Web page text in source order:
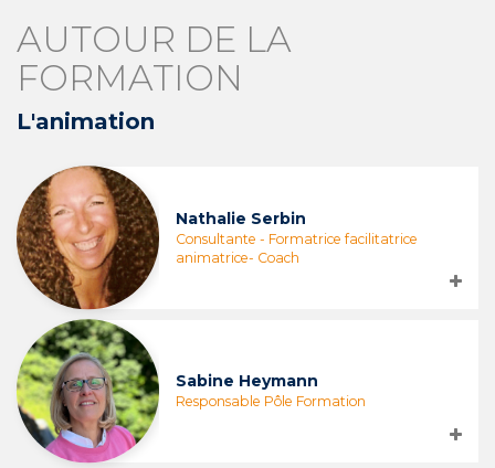
AUTOUR DE LA
FORMATION
L'animation
Nathalie Serbin
Consultante - Formatrice facilitatrice
animatrice- Coach
Sabine Heymann
Responsable Pôle Formation